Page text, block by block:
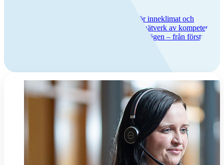
Vi har över 50 års erfarenhet av lösningar för inneklimat och
ventilation, lång produktgaranti och ett brett nätverk av kompetenta
servicepartners. Hos oss får du trygghet hela vägen – från första